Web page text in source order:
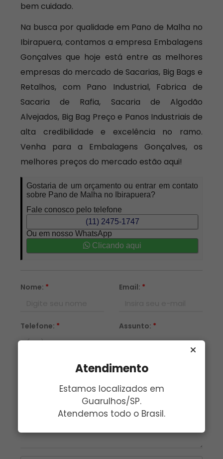
Atendimento
Estamos localizados em
Guarulhos/SP.
Atendemos todo o Brasil.
bem cuidado.
Na busca por qualidade em Pano de Malha no
Ibirapuera, contamos a empresa Embalagens
Gonçalves que hoje está entre as melhores
empresas do mercado de Sacarias, Big Bags e
Retalhos, com Pano Industrial, Fabrica de
Sacaria de Rafia, Sacaria de Algodão
Alvejados, Big Bag Preço e Panos Industriais de
alta credibilidade e excelência no ramo.
Venha para a Embalagens Gonçalves, os
melhores preços do mercado estão aqui!
Gostaria de um orçamento ou entrar em contato
sobre Pano de Malha no Ibirapuera?
Fale conosco pelo telefone
(11) 2475-1747
Ou em nosso WhatsApp
Clicando aqui
Nome: * Email: *
Telefone: * Assunto: *